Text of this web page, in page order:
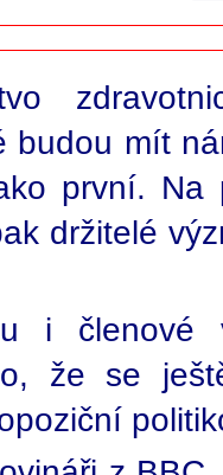
budou mít
první. Na
držitelé
i členové
že se